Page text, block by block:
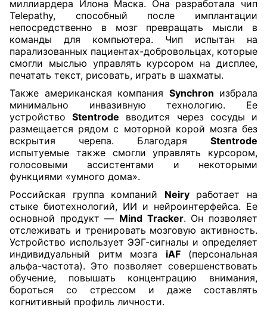
миллиардера Илона Маска. Она разработала чип
Telepathy, способный после имплантации
непосредственно в мозг превращать мысли в
команды для компьютера. Чип испытан на
парализованных пациентах-добровольцах, которые
смогли мыслью управлять курсором на дисплее,
печатать текст, рисовать, играть в шахматы.
Также американская компания Synchron избрала
минимально инвазивную технологию. Ее
устройствоStentrode вводится через сосуды и
размещается рядом с моторной корой мозга без
вскрытия черепа. Благодаря Stentrode
испытуемые также смогли управлять курсором,
голосовыми ассистентами и некоторыми
функциями «умного дома».
Российская группа компаний Neiryработает на
стыке биотехнологий, ИИ и нейроинтерфейса. Ее
основной продукт — Mind Tracker. Он позволяет
отслеживать и тренировать мозговую активность.
Устройство использует ЭЭГ-сигналы и определяет
индивидуальный ритм мозга iAF(персональная
альфа-частота). Это позволяет совершенствовать
обучение, повышать концентрацию внимания,
бороться со стрессом и даже составлять
когнитивный профиль личности.